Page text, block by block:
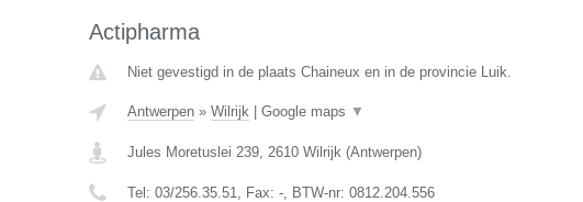
Actipharma
Niet gevestigd in de plaats Chaineux en in de provincie Luik.
Antwerpen» Wilrijk| Google maps ▼
Jules Moretuslei 239, 2610 Wilrijk(Antwerpen)
Tel: 03/256.35.51, Fax: -, BTW-nr: 0812.204.556